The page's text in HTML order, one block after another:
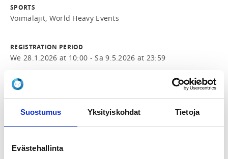
Suostumus Yksityiskohdat Tietoja
Evästehallinta
SPORTS
Voimalajit, World Heavy Events
REGISTRATION PERIOD
We 28.1.2026 at 10:00 - Sa 9.5.2026 at 23:59
PRICE
Osallistuminen 20,00 € -
Maksua ei palauteta, jos osallistuja peruu osanottonsa
ADDITIONAL INFORMATION